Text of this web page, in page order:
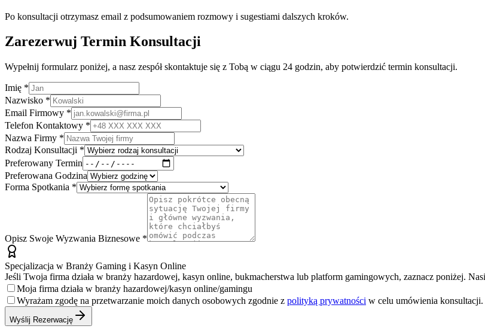
Po konsultacji otrzymasz email z podsumowaniem rozmowy i sugestiami dalszych kroków.
Zarezerwuj Termin Konsultacji
Wypełnij formularz poniżej, a nasz zespół skontaktuje się z Tobą w ciągu 24 godzin, aby potwierdzić termin konsultacji.
Imię *
Nazwisko *
Email Firmowy *
Telefon Kontaktowy *
Nazwa Firmy *
Rodzaj Konsultacji *
Preferowany Termin
Preferowana Godzina
Forma Spotkania *
Opisz Swoje Wyzwania Biznesowe *
Specjalizacja w Branży Gaming i Kasyn Online
Jeśli Twoja firma działa w branży hazardowej, kasyn online, bukmacherstwa lub platform gamingowych, zaznacz poniżej.
Moja firma działa w branży hazardowej/kasyn online/gamingu
Wyrażam zgodę na przetwarzanie moich danych osobowych zgodnie z polityką prywatności w celu umówienia
Wyślij Rezerwację